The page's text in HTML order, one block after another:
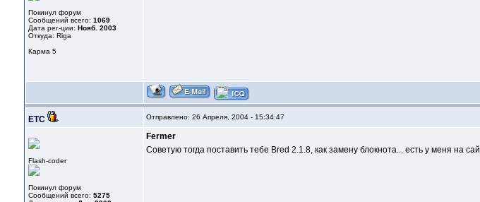
Покинул форум
Сообщений всего: 1069
Дата рег-ции: Нояб. 2003
Откуда: Riga
Карма 5
ETC Отправлено: 26 Апреля, 2004 - 15:34:47
Flash-coder
Покинул форум
Сообщений всего: 5275
Fermer
Советую тогда поставить тебе Bred 2.1.8, как замену блокнота... есть у меня на